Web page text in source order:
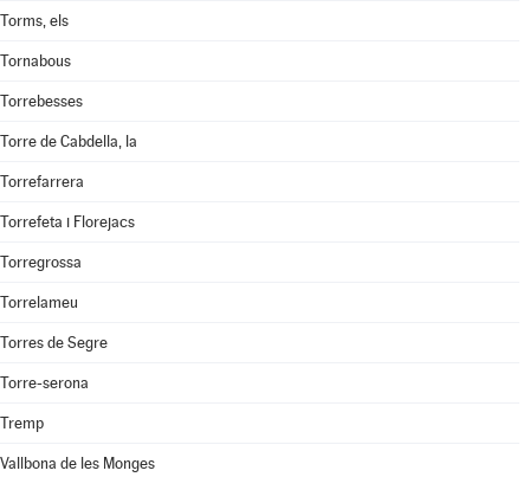
Torms, els
Tornabous
Torrebesses
Torre de Cabdella, la
Torrefarrera
Torrefeta i Florejacs
Torregrossa
Torrelameu
Torres de Segre
Torre-serona
Tremp
Vallbona de les Monges